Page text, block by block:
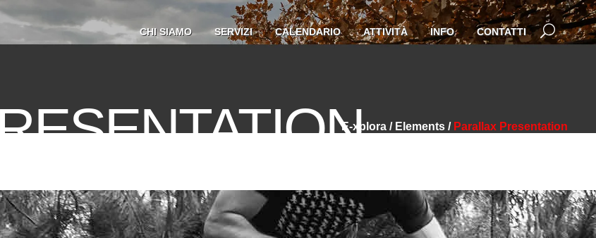
CHI SIAMO SERVIZI CALENDARIO ATTIVITÀ INFO CONTATTI
E-xplora / Elements / Parallax Presentation